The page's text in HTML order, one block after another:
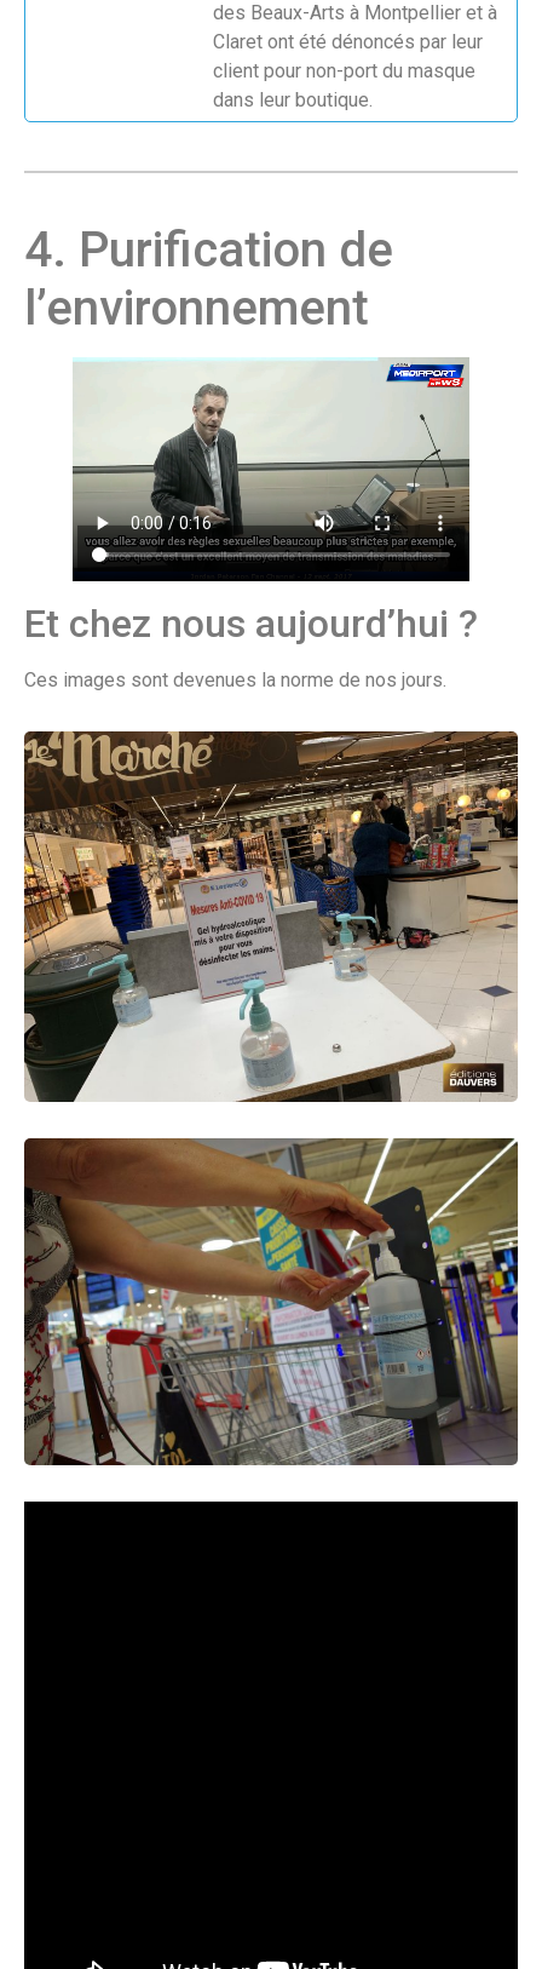
des Beaux-Arts à Montpellier et à
Claret ont été dénoncés par leur
client pour non-port du masque
dans leur boutique.
4. Purification de
l’environnement
Et chez nous aujourd’hui ?
Ces images sont devenues la norme de nos jours.